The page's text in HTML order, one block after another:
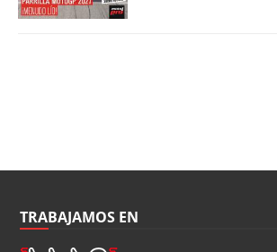
TRABAJAMOS EN